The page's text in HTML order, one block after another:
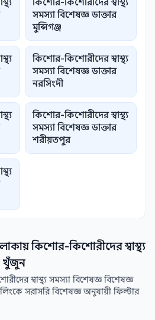
কিশোর-কিশোরীদের স্বাস্থ্য
সমস্যা বিশেষজ্ঞ ডাক্তার
মুন্সিগঞ্জ
কিশোর-কিশোরীদের স্বাস্থ্য
সমস্যা বিশেষজ্ঞ ডাক্তার
নরসিংদী
কিশোর-কিশোরীদের স্বাস্থ্য
সমস্যা বিশেষজ্ঞ ডাক্তার
শরীয়তপুর
কিশোর-কিশোরীদের স্বাস্থ্য
খুঁজুন
স্বাস্থ্য সমস্যা বিশেষজ্ঞ বিশেষজ্ঞ
সরাসরি বিশেষজ্ঞ অনুযায়ী ফিল্টার